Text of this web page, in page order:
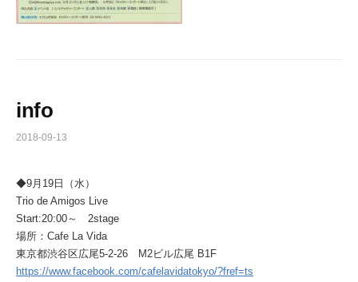
info
2018-09-13
◆9月19日（水）
Trio de Amigos Live
Start:20:00～ 2stage
場所：Cafe La Vida
東京都渋谷区広尾5-2-26 M2ビル広尾 B1F
https://www.facebook.com/cafelavidatokyo/?fref=ts